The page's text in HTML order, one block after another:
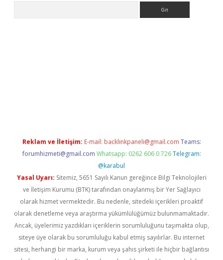
Reklam ve İletişim: E-mail: backlinkpaneli@gmail.com Teams:
forumhizmeti@gmail.com Whatsapp: 0262 606 0 726 Telegram:
@karabul
Yasal Uyarı: Sitemiz, 5651 Sayılı Kanun gereğince Bilgi Teknolojileri
ve İletişim Kurumu (BTK) tarafından onaylanmış bir Yer Sağlayıcı
olarak hizmet vermektedir. Bu nedenle, sitedeki içerikleri proaktif
olarak denetleme veya araştırma yükümlülüğümüz bulunmamaktadır.
Ancak, üyelerimiz yazdıkları içeriklerin sorumluluğunu taşımakta olup,
siteye üye olarak bu sorumluluğu kabul etmiş sayılırlar. Bu internet
sitesi, herhangi bir marka, kurum veya şahıs şirketi ile hiçbir bağlantısı